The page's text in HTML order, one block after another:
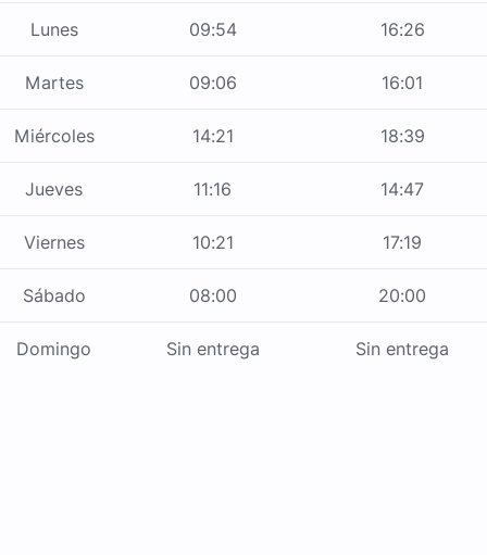
Lunes 09:54 16:26
Martes 09:06 16:01
Miércoles 14:21 18:39
Jueves 11:16 14:47
Viernes 10:21 17:19
Sábado 08:00 20:00
Domingo Sin entrega Sin entrega